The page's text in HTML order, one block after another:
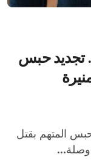
تجديد حبس
وصلة...